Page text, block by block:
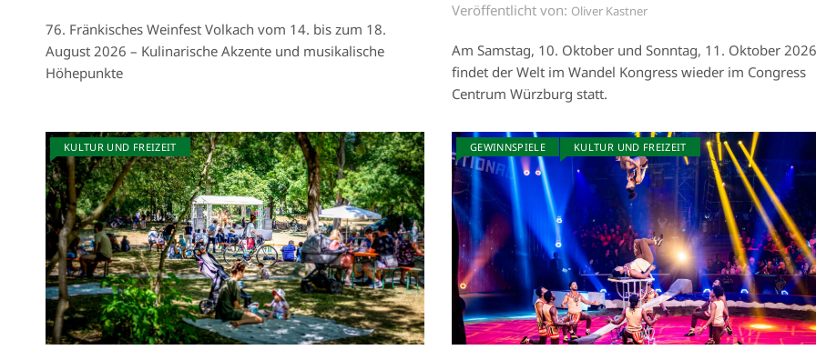
76. Fränkisches Weinfest Volkach vom 14. bis zum 18.
August 2026 – Kulinarische Akzente und musikalische
Höhepunkte
Veröffentlicht von: Oliver Kastner
Am Samstag, 10. Oktober und Sonntag, 11. Oktober 2026
findet der Welt im Wandel Kongress wieder im Congress
Centrum Würzburg statt.
KULTUR UND FREIZEIT GEWINNSPIELE KULTUR UND FREIZEIT